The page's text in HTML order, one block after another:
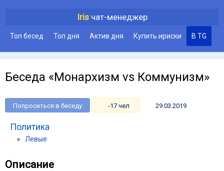
Irisчат-менеджер
Топ бесед Топ дня Актив дня Купить ириски В TG
Беседа «Монархизм vs Коммунизм»
Попроситься в беседу -17 чел 29.03.2019
Политика
Левые
Описание